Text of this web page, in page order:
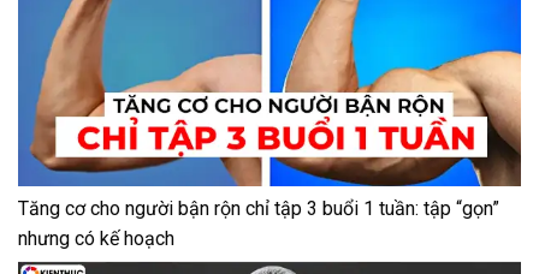
Tăng cơ cho người bận rộn chỉ tập 3 buổi 1 tuần: tập “gọn”
nhưng có kế hoạch